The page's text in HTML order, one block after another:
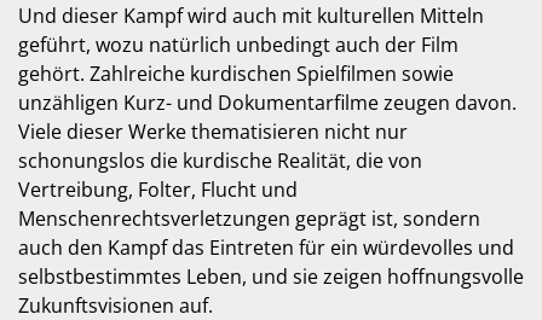
Und dieser Kampf wird auch mit kulturellen Mitteln
geführt, wozu natürlich unbedingt auch der Film
gehört. Zahlreiche kurdischen Spielfilmen sowie
unzähligen Kurz- und Dokumentarfilme zeugen davon.
Viele dieser Werke thematisieren nicht nur
schonungslos die kurdische Realität, die von
Vertreibung, Folter, Flucht und
Menschenrechtsverletzungen geprägt ist, sondern
auch den Kampf das Eintreten für ein würdevolles und
selbstbestimmtes Leben, und sie zeigen hoffnungsvolle
Zukunftsvisionen auf.